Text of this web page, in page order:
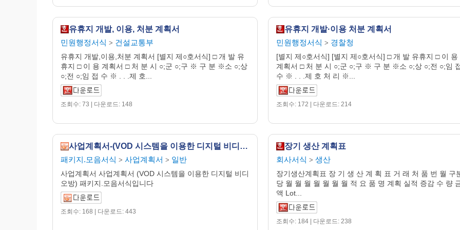
유휴지 개발, 이용, 처분 계획서
민원행정서식 > 건설교통부
유휴지 개발,이용,처분 계획서 [별지 제○호서식] □ 개 발 유
휴지 □ 이 용 계획서 □ 처 분 시 ○;군 ○;구 ※ 구 분 ※소 ○;상
○;전 ○;임 접 수 ※ . . .제 호...
조회수: 73 | 다운로드: 148
유휴지 개발·이용 처분 계획서
민원행정서식 > 경찰청
[별지 제○호서식] [별지 제○호서식] □ 개 발 유휴지 □ 이 용
계획서 □ 처 분 시 ○;군 ○;구 ※ 구 분 ※소 ○;상 ○;전 ○;임
수 ※ . . .제 호 처 리 ※...
조회수: 172 | 다운로드: 214
사업계획서-(VOD 시스템을 이용한 디지털 비디오방)
패키지.모음서식 > 사업계획서 > 일반
사업계획서 사업계획서 (VOD 시스템을 이용한 디지털 비디
오방) 패키지.모음서식입니다
조회수: 168 | 다운로드: 443
장기 생산 계획표
회사서식 > 생산
장기생산계획표 장 기 생 산 계 획 표 거 래 처 품 번 월 구
당 월 월 월 월 월 월 월 적 요 품 명 계획 실적 증감 수 량
액 Lot...
조회수: 184 | 다운로드: 238